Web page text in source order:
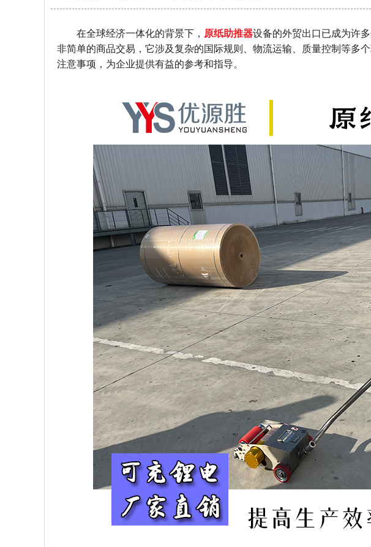
在全球经济一体化的背景下， 原纸助推器设备的外贸出口已成为许
非简单的商品交易，它涉及复杂的国际规则、物流运输、质量控制等多
注意事项，为企业提供有益的参考和指导。